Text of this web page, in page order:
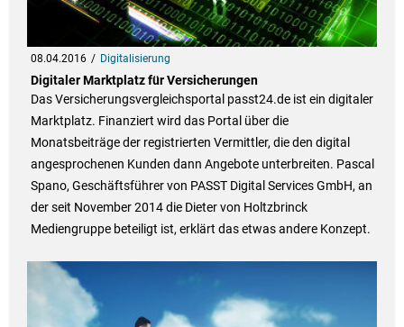
08.04.2016 Digitalisierung
Digitaler Marktplatz für Versicherungen
Das Versicherungsvergleichsportal passt24.de ist ein digitaler
Marktplatz. Finanziert wird das Portal über die
Monatsbeiträge der registrierten Vermittler, die den digital
angesprochenen Kunden dann Angebote unterbreiten. Pascal
Spano, Geschäftsführer von PASST Digital Services GmbH, an
der seit November 2014 die Dieter von Holtzbrinck
Mediengruppe beteiligt ist, erklärt das etwas andere Konzept.